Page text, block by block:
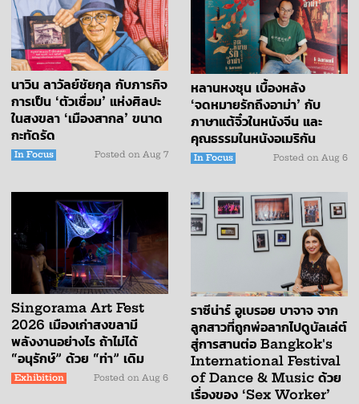
นาวิน ลาวัลย์ชัยกุล กับภารกิจ
การเป็น ‘ตัวเชื่อม’ แห่งศิลปะ
ในสงขลา ‘เมืองสากล’ ขนาด
กะทัดรัด
In Focus Posted on Aug 7
หลานหงชุน เบื้องหลัง
‘จดหมายรักถึงอาม่า’ กับ
ภาษาแต้จิ๋วในหนังจีน และ
คุณธรรมในหนังอเมริกัน
In Focus Posted on Aug 6
Singorama Art Fest
2026 เมืองเก่าสงขลามี
พลังงานอย่างไร ถ้าไม่ได้
“อนุรักษ์” ด้วย “ท่า” เดิม
Exhibition Posted on Aug 6
ราซีน่าร์ อูเบรอย บาจาจ จาก
ลูกสาวที่ถูกพ่อลากไปดูบัลเล่ต์
สู่การสานต่อ Bangkok's
International Festival
of Dance & Music ด้วย
เรื่องของ ‘Sex Worker’